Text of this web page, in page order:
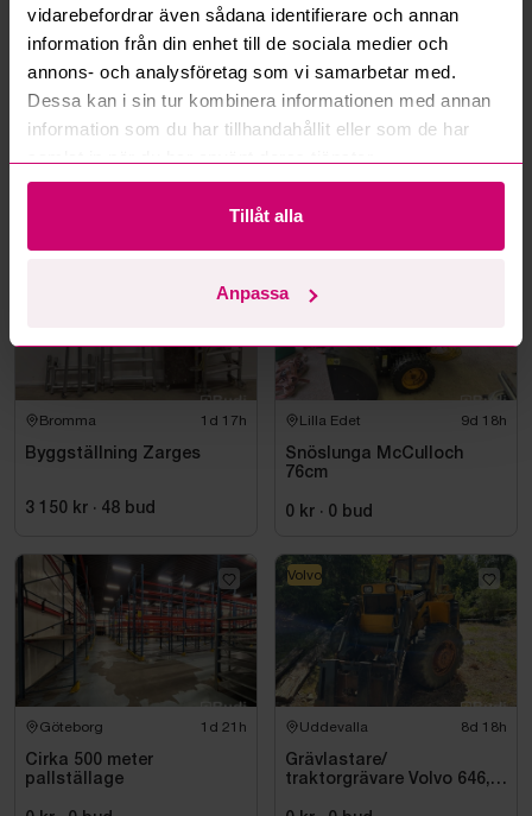
vidarebefordrar även sådana identifierare och annan
information från din enhet till de sociala medier och
annons- och analysföretag som vi samarbetar med.
Dessa kan i sin tur kombinera informationen med annan
information som du har tillhandahållit eller som de har
Tillåt alla
Anpassa
Kan ni frakta mina vunna objekt?
Läs fler frågor och svar
Mer från samma kategori
Bromma 1d 17h
Byggställning Zarges
3 150 kr · 48 bud
Lilla Edet 9d 18h
Snöslunga McCulloch
76cm
0 kr · 0 bud
Göteborg 1d 21h
Cirka 500 meter
pallställage
Uddevalla 8d 18h
Grävlastare/
traktorgrävare Volvo 646,
Volvo